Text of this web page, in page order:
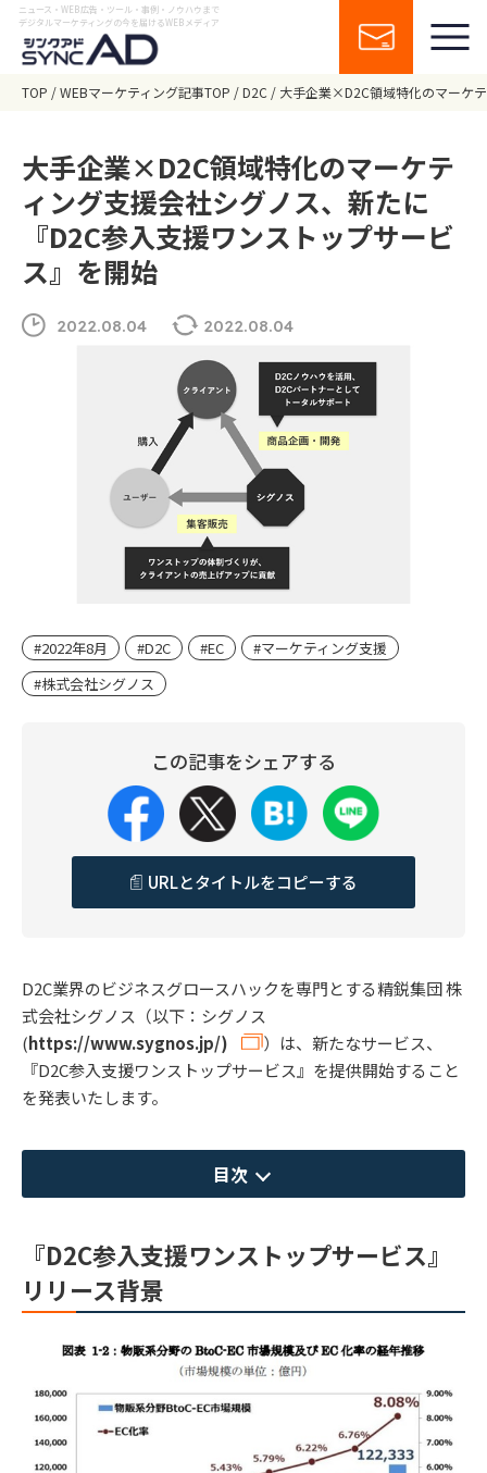
ニュース・WEB広告・ツール・事例・ノウハウまで
デジタルマーケティングの今を届けるWEBメディア
TOP WEBマーケティング記事TOP D2C 大手企業×D2C領域特化のマーケ
大手企業×D2C領域特化のマーケテ
ィング支援会社シグノス、新たに
『D2C参入支援ワンストップサービ
ス』を開始
2022.08.04 2022.08.04
#2022年8月 #D2C #EC
#マーケティング支援
#株式会社シグノス
この記事をシェアする
URLとタイトルをコピーする
D2C業界のビジネスグロースハックを専門とする精鋭集団 株
式会社シグノス（以下：シグノス
(https://www.sygnos.jp/)
）は、新たなサービス、
『D2C参入支援ワンストップサービス』を提供開始すること
を発表いたします。
目次
『D2C参入支援ワンストップサービス』
リリース背景